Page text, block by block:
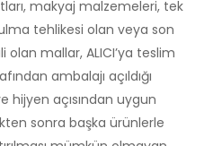
makyaj malzemeleri, tek
tehlikesi olan veya son
mallar, ALICI’ya teslim
ambalajı açıldığı
hijyen açısından uygun
sonra başka ürünlerle